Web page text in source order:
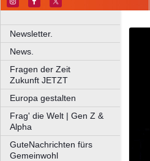
Newsletter.
News.
Fragen der Zeit
Zukunft JETZT
Europa gestalten
Frag' die Welt | Gen Z &
Alpha
GuteNachrichten fürs
Gemeinwohl